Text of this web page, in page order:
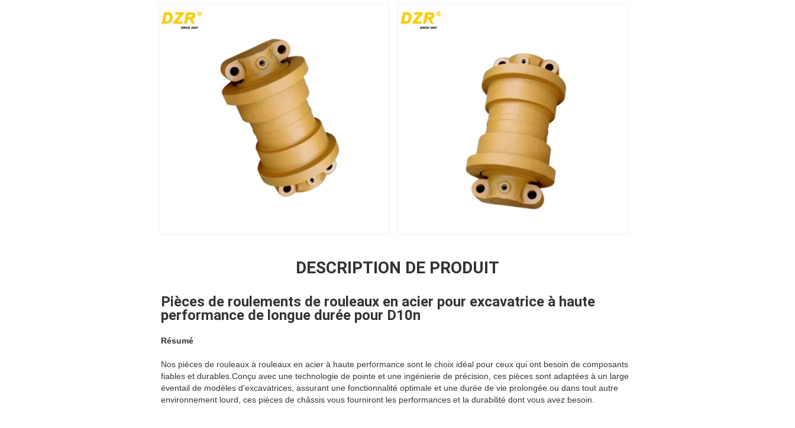
DESCRIPTION DE PRODUIT
Pièces de roulements de rouleaux en acier pour excavatrice à haute
performance de longue durée pour D10n
Résumé
Nos pièces de rouleaux à rouleaux en acier à haute performance sont le choix idéal pour ceux qui ont besoin de composants
fiables et durables.Conçu avec une technologie de pointe et une ingénierie de précision, ces pièces sont adaptées à un large
éventail de modèles d'excavatrices, assurant une fonctionnalité optimale et une durée de vie prolongée.ou dans tout autre
environnement lourd, ces pièces de châssis vous fourniront les performances et la durabilité dont vous avez besoin.